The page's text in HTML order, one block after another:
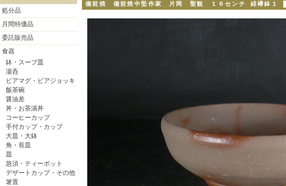
処分品
月間特価品
委託販売品
食器
鉢・スープ皿
湯呑
ビアマグ・ビアジョッキ
飯茶碗
醤油差
丼・お茶漬丼
コーヒーカップ
手付カップ・カップ
大皿・大鉢
角・長皿
皿
急須・ティーポット
デザートカップ・その他
箸置
備前焼 備前焼中堅作家 片岡 聖観 １６センチ 緋襷鉢１